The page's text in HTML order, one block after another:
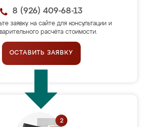
8 (926) 409-68-13
заявку на сайте для консультации и
расчёта стоимости.
ОСТАВИТЬ ЗАЯВКУ